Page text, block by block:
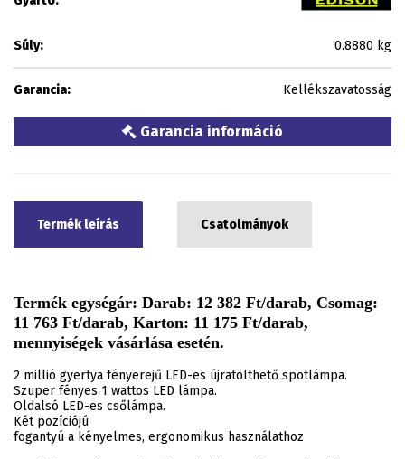
Súly: 0.8880 kg
Garancia: Kellékszavatosság
Garancia információ
Termék leírás Csatolmányok
Termék egységár: Darab: 12 382 Ft/darab, Csomag:
11 763 Ft/darab, Karton: 11 175 Ft/darab,
mennyiségek vásárlása esetén.
2 millió gyertya fényerejű LED-es újratölthető spotlámpa.
Szuper fényes 1 wattos LED lámpa.
Oldalsó LED-es csőlámpa.
Két pozíciójú
fogantyú a kényelmes, ergonomikus használathoz